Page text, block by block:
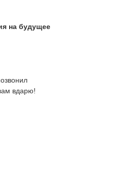
на будущее
вдарю!